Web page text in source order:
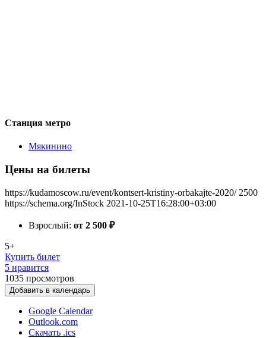
Станция метро
Мякинино
Цены на билеты
https://kudamoscow.ru/event/kontsert-kristiny-orbakajte-2020/ 2500
https://schema.org/InStock 2021-10-25T16:28:00+03:00
Взрослый: от 2 500 ₽
5+
Купить билет
5 нравится
1035 просмотров
Добавить в календарь
Google Calendar
Outlook.com
Скачать .ics